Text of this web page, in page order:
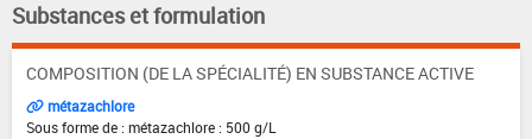
Substances et formulation
COMPOSITION (DE LA SPÉCIALITÉ) EN SUBSTANCE ACTIVE
métazachlore
Sous forme de : métazachlore : 500 g/L